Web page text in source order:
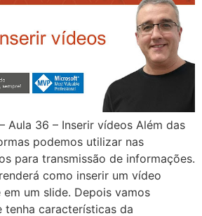
Aula 36 – Inserir vídeos Além das
podemos utilizar nas
para transmissão de informações.
como inserir um vídeo
um slide. Depois vamos
características da